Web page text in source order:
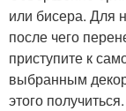
или бисера. Для
после чего
приступите к
выбранным
этого получиться.